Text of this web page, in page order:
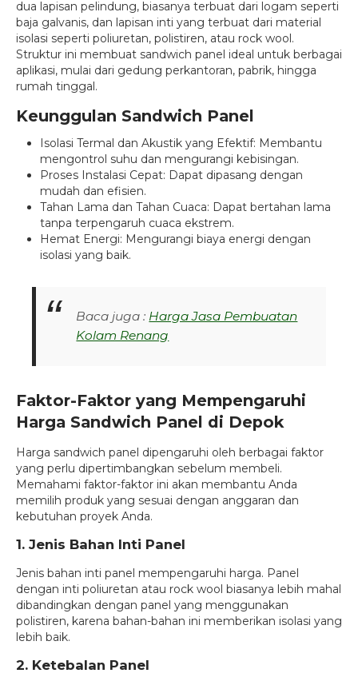
dua lapisan pelindung, biasanya terbuat dari logam seperti
baja galvanis, dan lapisan inti yang terbuat dari material
isolasi seperti poliuretan, polistiren, atau rock wool.
Struktur ini membuat sandwich panel ideal untuk berbagai
aplikasi, mulai dari gedung perkantoran, pabrik, hingga
rumah tinggal.
Keunggulan Sandwich Panel
Isolasi Termal dan Akustik yang Efektif: Membantu
mengontrol suhu dan mengurangi kebisingan.
Proses Instalasi Cepat: Dapat dipasang dengan
mudah dan efisien.
Tahan Lama dan Tahan Cuaca: Dapat bertahan lama
tanpa terpengaruh cuaca ekstrem.
Hemat Energi: Mengurangi biaya energi dengan
isolasi yang baik.
Baca juga : Harga Jasa Pembuatan
Kolam Renang
Faktor-Faktor yang Mempengaruhi
Harga Sandwich Panel di Depok
Harga sandwich panel dipengaruhi oleh berbagai faktor
yang perlu dipertimbangkan sebelum membeli.
Memahami faktor-faktor ini akan membantu Anda
memilih produk yang sesuai dengan anggaran dan
kebutuhan proyek Anda.
1. Jenis Bahan Inti Panel
Jenis bahan inti panel mempengaruhi harga. Panel
dengan inti poliuretan atau rock wool biasanya lebih mahal
dibandingkan dengan panel yang menggunakan
polistiren, karena bahan-bahan ini memberikan isolasi yang
lebih baik.
2. Ketebalan Panel